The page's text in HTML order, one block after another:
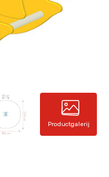
Productgalerij